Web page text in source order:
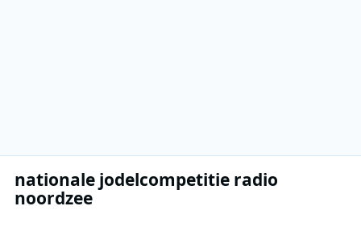
nationale jodelcompetitie radio
noordzee